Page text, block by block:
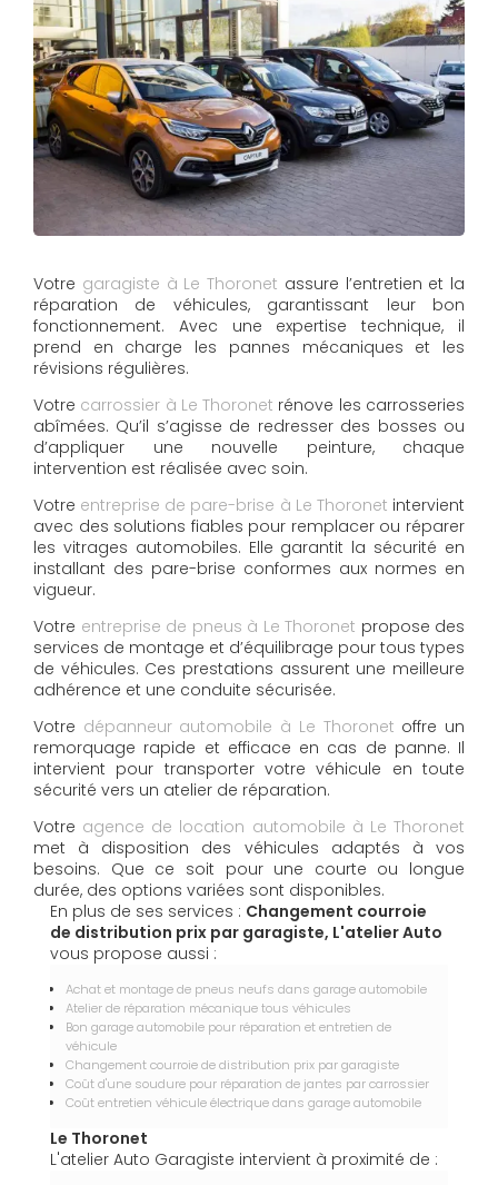
Votre garagiste à Le Thoronet assure l’entretien et la
réparation de véhicules, garantissant leur bon
fonctionnement. Avec une expertise technique, il
prend en charge les pannes mécaniques et les
révisions régulières.
Votre carrossier à Le Thoronet rénove les carrosseries
abîmées. Qu’il s’agisse de redresser des bosses ou
d’appliquer une nouvelle peinture, chaque
intervention est réalisée avec soin.
Votre entreprise de pare-brise à Le Thoronet intervient
avec des solutions fiables pour remplacer ou réparer
les vitrages automobiles. Elle garantit la sécurité en
installant des pare-brise conformes aux normes en
vigueur.
Votre entreprise de pneus à Le Thoronet propose des
services de montage et d’équilibrage pour tous types
de véhicules. Ces prestations assurent une meilleure
adhérence et une conduite sécurisée.
Votre dépanneur automobile à Le Thoronet offre un
remorquage rapide et efficace en cas de panne. Il
intervient pour transporter votre véhicule en toute
sécurité vers un atelier de réparation.
Votre agence de location automobile à Le Thoronet
met à disposition des véhicules adaptés à vos
besoins. Que ce soit pour une courte ou longue
durée, des options variées sont disponibles.
En plus de ses services : Changement courroie
de distribution prix par garagiste, L'atelier Auto
vous propose aussi :
Achat et montage de pneus neufs dans garage automobile
Atelier de réparation mécanique tous véhicules
Bon garage automobile pour réparation et entretien de
véhicule
Changement courroie de distribution prix par garagiste
Coût d'une soudure pour réparation de jantes par carrossier
Coût entretien véhicule électrique dans garage automobile
Le Thoronet
L'atelier Auto Garagiste intervient à proximité de :